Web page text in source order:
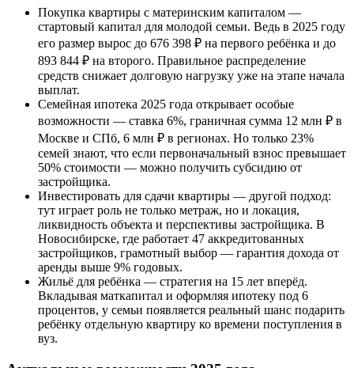
Покупка квартиры с материнским капиталом —
стартовый капитал для молодой семьи. Ведь в 2025 году
его размер вырос до 676 398 ₽ на первого ребёнка и до
893 844 ₽ на второго. Правильное распределение
средств снижает долговую нагрузку уже на этапе начала
выплат.
Семейная ипотека 2025 года открывает особые
возможности — ставка 6%, граничная сумма 12 млн ₽ в
Москве и СПб, 6 млн ₽ в регионах. Но только 23%
семей знают, что если первоначальный взнос превышает
50% стоимости — можно получить субсидию от
застройщика.
Инвестировать для сдачи квартиры — другой подход:
тут играет роль не только метраж, но и локация,
ликвидность объекта и перспективы застройщика. В
Новосибирске, где работает 47 аккредитованных
застройщиков, грамотный выбор — гарантия дохода от
аренды выше 9% годовых.
Жильё для ребёнка — стратегия на 15 лет вперёд.
Вкладывая маткапитал и оформляя ипотеку под 6
процентов, у семьи появляется реальный шанс подарить
ребёнку отдельную квартиру ко времени поступления в
вуз.